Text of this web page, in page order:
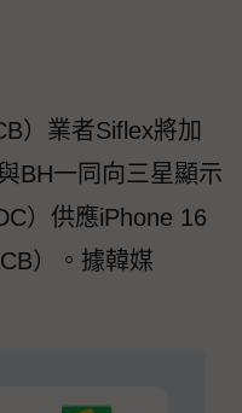
）業者Siflex將加
BH一同向三星顯示
）供應iPhone 16
）。據韓媒